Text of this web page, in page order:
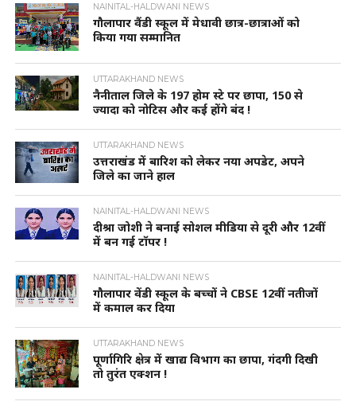
NAINITAL-HALDWANI NEWS
गौलापार वैंडी स्कूल में मेधावी छात्र-छात्राओं को
किया गया सम्मानित
UTTARAKHAND NEWS
नैनीताल जिले के 197 होम स्टे पर छापा, 150 से
ज्यादा को नोटिस और कई होंगे बंद !
UTTARAKHAND NEWS
उत्तराखंड में बारिश को लेकर नया अपडेट, अपने
जिले का जाने हाल
NAINITAL-HALDWANI NEWS
दीश्रा जोशी ने बनाई सोशल मीडिया से दूरी और 12वीं
में बन गई टॉपर !
NAINITAL-HALDWANI NEWS
गौलापार वेंडी स्कूल के बच्चों ने CBSE 12वीं नतीजों
में कमाल कर दिया
UTTARAKHAND NEWS
पूर्णागिरि क्षेत्र में खाद्य विभाग का छापा, गंदगी दिखी
तो तुरंत एक्शन !